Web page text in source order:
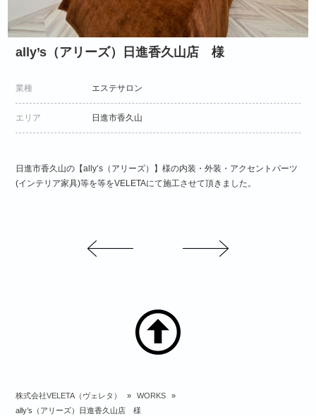
ally’s（アリーズ）日進香久山店 様
業種 エステサロン
エリア 日進市香久山
日進市香久山の【ally’s（アリーズ）】様の内装・外装・アクセントパーツ
(インテリア家具)等を等をVELETAにて施工させて頂きました。
株式会社VELETA（ヴェレタ） » WORKS
»
ally’s（アリーズ）日進香久山店 様